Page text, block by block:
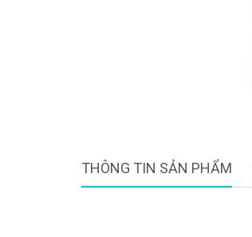
THÔNG TIN SẢN PHẨM